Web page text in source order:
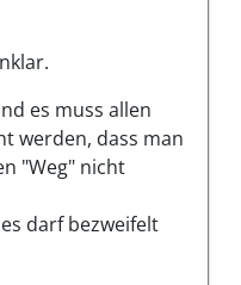
es muss allen
werden, dass man
"Weg" nicht
darf bezweifelt